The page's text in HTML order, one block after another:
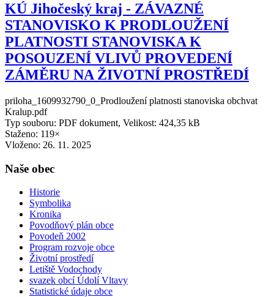
KÚ Jihočeský kraj - ZÁVAZNÉ
STANOVISKO K PRODLOUŽENÍ
PLATNOSTI STANOVISKA K
POSOUZENÍ VLIVŮ PROVEDENÍ
ZÁMĚRU NA ŽIVOTNÍ PROSTŘEDÍ
priloha_1609932790_0_Prodloužení platnosti stanoviska obchvat
Kralup.pdf
Typ souboru: PDF dokument, Velikost: 424,35 kB
Staženo: 119×
Vloženo: 26. 11. 2025
Naše obec
Historie
Symbolika
Kronika
Povodňový plán obce
Povodeň 2002
Program rozvoje obce
Životní prostředí
Letiště Vodochody
svazek obcí Údolí Vltavy
Statistické údaje obce